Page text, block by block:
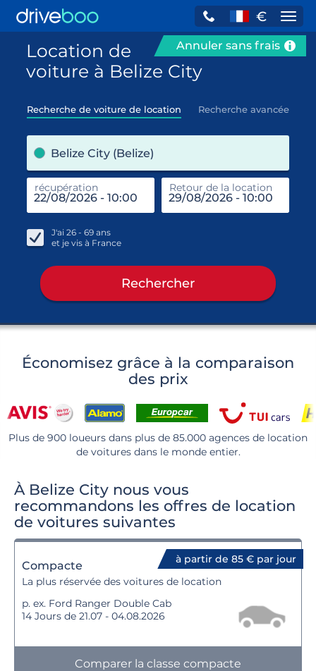
€
Annuler sans frais
Location de
voiture à Belize City
Recherche de voiture de location Recherche avancée
Belize City (Belize)
récupération Retour de la location
J'ai 26 - 69 ans
et je vis à France
Rechercher
Économisez grâce à la comparaison
des prix
Plus de 900 loueurs dans plus de 85.000 agences de location
de voitures dans le monde entier.
À Belize City nous vous
recommandons les offres de location
de voitures suivantes
à partir de 85 € par jour
Compacte
La plus réservée des voitures de location
p. ex. Ford Ranger Double Cab
14 Jours de 21.07 - 04.08.2026
Comparer la classe compacte